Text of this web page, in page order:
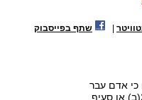
שתף בפייסבוק
כי אדם עבר
עבירה שדינה קנס מינהלי קצוב לפי סעיף 2(ב) או סעיף